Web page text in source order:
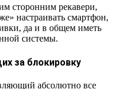
сторонним рекавери,
настраивать смартфон,
да и в общем иметь
системы.
за блокировку
абсолютно все